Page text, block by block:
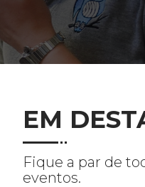
EM
Fique a par de
eventos.